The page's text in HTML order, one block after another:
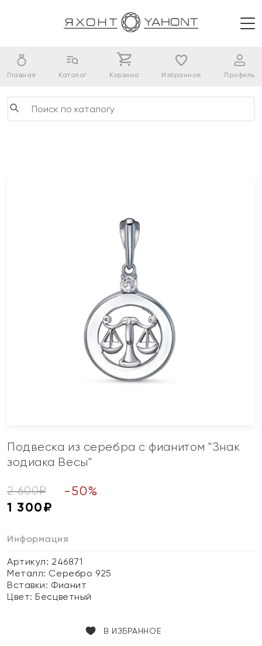
Главная Каталог Корзина Избранное Профиль
Подвеска из серебра с фианитом "Знак
зодиака Весы"
2 600₽ -50%
1 300₽
Информация
Артикул: 246871
Металл: Серебро 925
Вставки: Фианит
Цвет:Бесцветный
В ИЗБРАННОЕ